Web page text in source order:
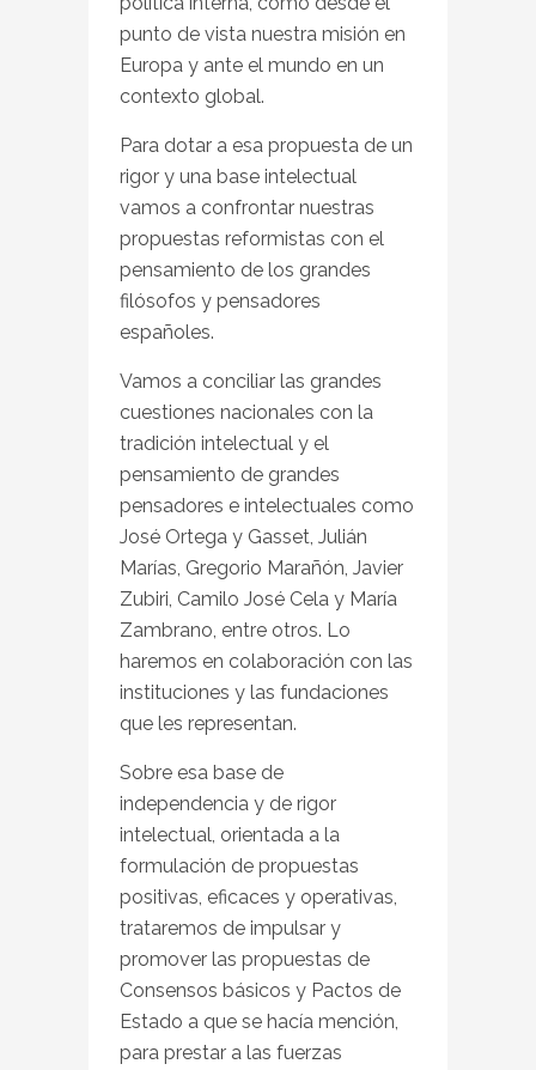
punto de vista nuestra misión en
Europa y ante el mundo en un
contexto global.
Para dotar a esa propuesta de un
rigor y una base intelectual
vamos a confrontar nuestras
propuestas reformistas con el
pensamiento de los grandes
filósofos y pensadores
españoles.
Vamos a conciliar las grandes
cuestiones nacionales con la
tradición intelectual y el
pensamiento de grandes
pensadores e intelectuales como
José Ortega y Gasset, Julián
Marías, Gregorio Marañón, Javier
Zubiri, Camilo José Cela y María
Zambrano, entre otros. Lo
haremos en colaboración con las
instituciones y las fundaciones
que les representan.
Sobre esa base de
independencia y de rigor
intelectual, orientada a la
formulación de propuestas
positivas, eficaces y operativas,
trataremos de impulsar y
promover las propuestas de
Consensos básicos y Pactos de
Estado a que se hacía mención,
para prestar a las fuerzas